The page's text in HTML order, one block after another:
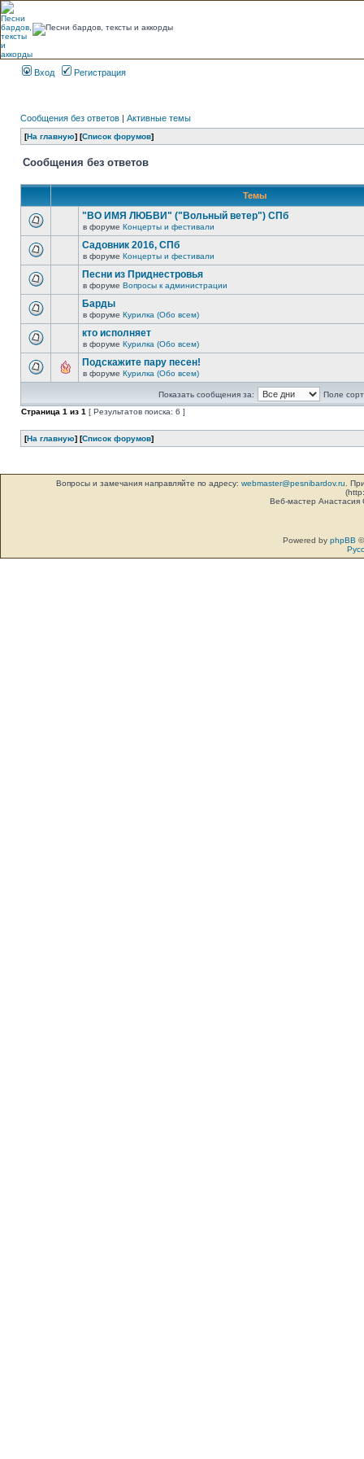
Вход Регистрация
Сообщения без ответов | Активные темы
[На главную] [Список форумов]
Сообщения без ответов
Темы
"ВО ИМЯ ЛЮБВИ" ("Вольный ветер") СПб
в форуме Концерты и фестивали
Садовник 2016, СПб
в форуме Концерты и фестивали
Песни из Приднестровья
в форуме Вопросы к администрации
Барды
в форуме Курилка (Обо всем)
кто исполняет
в форуме Курилка (Обо всем)
Подскажите пару песен!
в форуме Курилка (Обо всем)
Показать сообщения за:
Поле
Страница 1 из 1 [ Результатов поиска: 6 ]
[На главную] [Список форумов]
Вопросы и замечания направляйте по адресу: webmaster@pesnibardov.ru .
Веб-мастер
Powered by phpBB